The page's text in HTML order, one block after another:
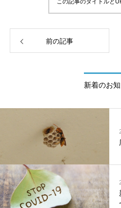
この記事のタイトルと
前の記事
新着のお